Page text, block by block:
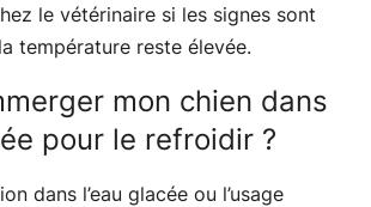
le vétérinaire si les signes sont
température reste élevée.
mon chien dans
pour le refroidir ?
dans l’eau glacée ou l’usage